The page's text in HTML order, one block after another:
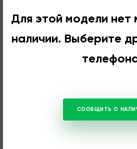
Для этой модели нет
наличии. Выберите
СООБЩИТЬ О